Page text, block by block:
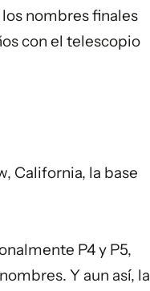
nombres finales
con el telescopio
California, la base
P4 y P5,
Y aun así, la